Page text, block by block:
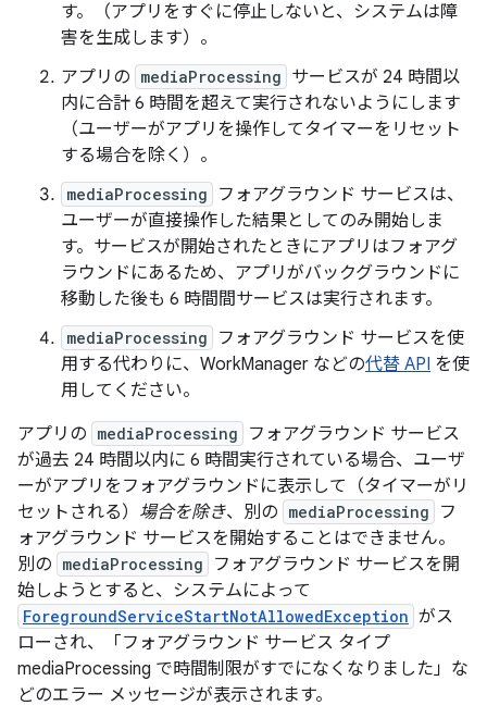
す。（アプリをすぐに停止しないと、システムは障
害を生成します）。
アプリの mediaProcessing サービスが 24 時間以
内に合計 6 時間を超えて実行されないようにします
（ユーザーがアプリを操作してタイマーをリセット
する場合を除く）。
mediaProcessing
フォアグラウンド サービスは、
ユーザーが直接操作した結果としてのみ開始しま
す。サービスが開始されたときにアプリはフォアグ
ラウンドにあるため、アプリがバックグラウンドに
移動した後も 6 時間間サービスは実行されます。
mediaProcessing
フォアグラウンド サービスを使
用する代わりに、WorkManager などの代替 API を使
用してください。
アプリの mediaProcessing
フォアグラウンド サービス
が過去 24 時間以内に 6 時間実行されている場合、ユーザ
ーがアプリをフォアグラウンドに表示して（タイマーがリ
セットされる） 場合を除き、別の mediaProcessing
フ
ォアグラウンド サービスを開始することはできません。
別の mediaProcessing
フォアグラウンド サービスを開
始しようとすると、システムによって
ForegroundServiceStartNotAllowedException がス
ローされ、「フォアグラウンド サービス タイプ
mediaProcessing で時間制限がすでになくなりました」な
どのエラー メッセージが表示されます。